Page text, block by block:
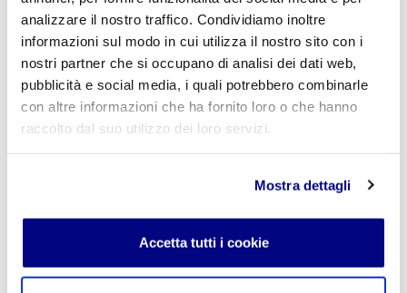
analizzare il nostro traffico. Condividiamo inoltre
informazioni sul modo in cui utilizza il nostro sito con i
nostri partner che si occupano di analisi dei dati web,
pubblicità e social media, i quali potrebbero combinarle
con altre informazioni che ha fornito loro o che hanno
raccolto dal suo utilizzo dei loro servizi.
Mostra dettagli
Accetta tutti i cookie
Commento*
Acconsento al trattamento deidati personali.*